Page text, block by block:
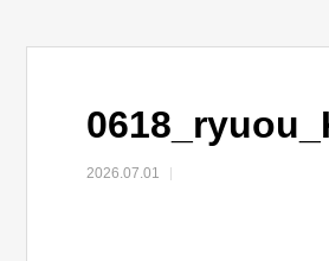
2026.07.01